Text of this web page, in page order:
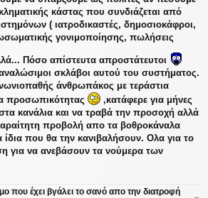
κάστας που συνδιάζεται από
( ιατροδικαστές, δημοσιοκάφροι,
γονιμοποίησης, πωλήσεις
Πόσο απίστευτα απροστάτευτοι
αναλώσιμοι σκλάβοι αυτού του συστήματος.
άνθρωπάκος με τεράστια
προσωπικότητας
,κατάφερε για μήνες
κανάλια και να τραβά την προσοχή αλλά
προβολή απο τα βοθροκάναλα
ίδια που θα την κανιβαλήσουν. Ολα για το
για να ανεβάσουν τα νούμερα των
που έχει βγάλει το σανό απο την διατροφή